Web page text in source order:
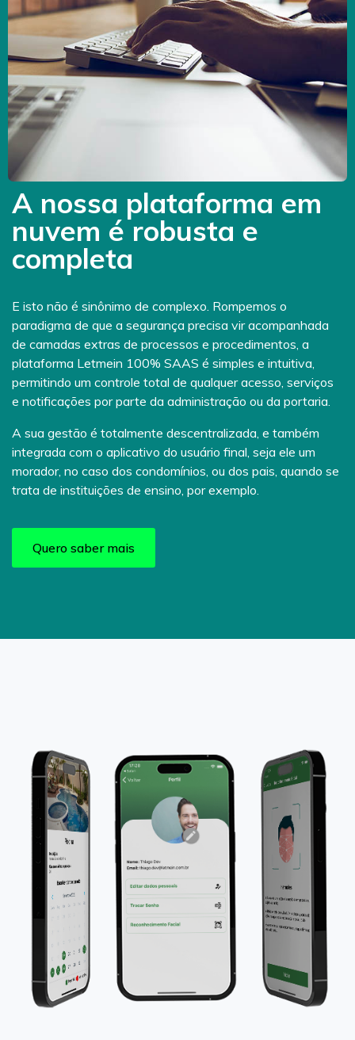
A nossa plataforma em
nuvem é robusta e
completa
E isto não é sinônimo de complexo. Rompemos o
paradigma de que a segurança precisa vir acompanhada
de camadas extras de processos e procedimentos, a
plataforma Letmein 100% SAAS é simples e intuitiva,
permitindo um controle total de qualquer acesso, serviços
e notificações por parte da administração ou da portaria.
A sua gestão é totalmente descentralizada, e também
integrada com o aplicativo do usuário final, seja ele um
morador, no caso dos condomínios, ou dos pais, quando se
trata de instituições de ensino, por exemplo.
Quero saber mais